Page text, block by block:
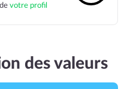
votre profil
des valeurs